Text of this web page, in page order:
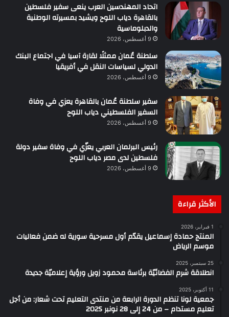
اتحاد المهندسين العرب ينعى سفير فلسطين
بالقاهرة دياب اللوح ويشيد بمسيرته الوطنية
والدبلوماسية
9 أغسطس، 2026
سلطنة عُمان ممثلًا لقارة آسيا في اجتماع البنك
الدولي لسياسات النقل في أفريقيا
9 أغسطس، 2026
سفير سلطنة عُمان بالقاهرة يعزي في وفاة
السفير الفلسطيني دياب اللوح
9 أغسطس، 2026
رئيس البرلمان العربي يعزّي في وفاة سفير دولة
فلسطين لدى مصر دياب اللوح
9 أغسطس، 2026
الأكثر قراءة
1 فبراير، 2026
المنتج حمادة إسماعيل يقدّم أول مسرحية سورية له ضمن فعاليات
موسم الرياض
25 سبتمبر، 2025
انطلاقة شرم الفضائيّة برئاسة محمود زويل ورؤية إعلاميّة جديدة
11 أكتوبر، 2025
جمعية لونا تنظم الدورة الرابعة من منتدى التعليم تحت شعار: من أجل
تعليم مستدام – من 24 إلى 28 نونبر 2025